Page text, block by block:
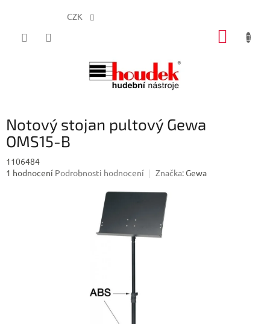
CZK
Notový stojan pultový Gewa
OMS15-B
1106484
Průměrné
1 hodnocení Podrobnosti hodnocení Značka:Gewa